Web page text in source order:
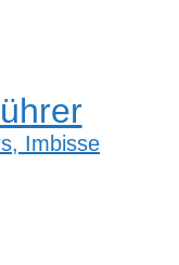
Imbisse